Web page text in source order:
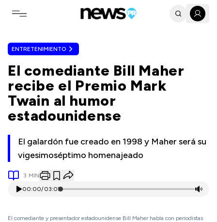
Toggle navigation menu
ENTRETENIMIENTO
El comediante Bill Maher
recibe el Premio Mark
Twain al humor
estadounidense
El galardón fue creado en 1998 y Maher será su
vigesimoséptimo homenajeado
3 MIN
00:00/03:07
El comediante y presentador estadounidense Bill Maher habla con periodistas